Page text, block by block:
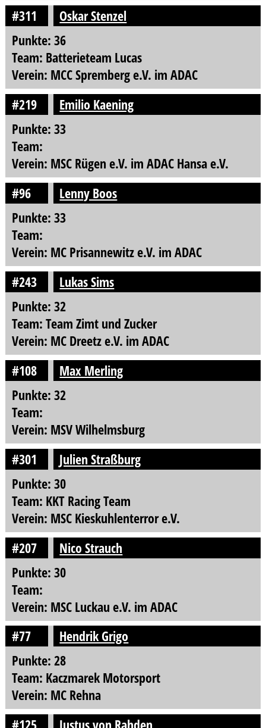
#311
Oskar Stenzel
Punkte: 36
Team: Batterieteam Lucas
Verein: MCC Spremberg e.V. im ADAC
#219
Emilio Kaening
Punkte: 33
Team:
Verein: MSC Rügen e.V. im ADAC Hansa e.V.
#96
Lenny Boos
Punkte: 33
Team:
Verein: MC Prisannewitz e.V. im ADAC
#243
Lukas Sims
Punkte: 32
Team: Team Zimt und Zucker
Verein: MC Dreetz e.V. im ADAC
#108
Max Merling
Punkte: 32
Team:
Verein: MSV Wilhelmsburg
#301
Julien Straßburg
Punkte: 30
Team: KKT Racing Team
Verein: MSC Kieskuhlenterror e.V.
#207
Nico Strauch
Punkte: 30
Team:
Verein: MSC Luckau e.V. im ADAC
#77
Hendrik Grigo
Punkte: 28
Team: Kaczmarek Motorsport
Verein: MC Rehna